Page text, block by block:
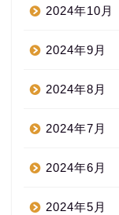
2024年10月
2024年9月
2024年8月
2024年7月
2024年6月
2024年5月